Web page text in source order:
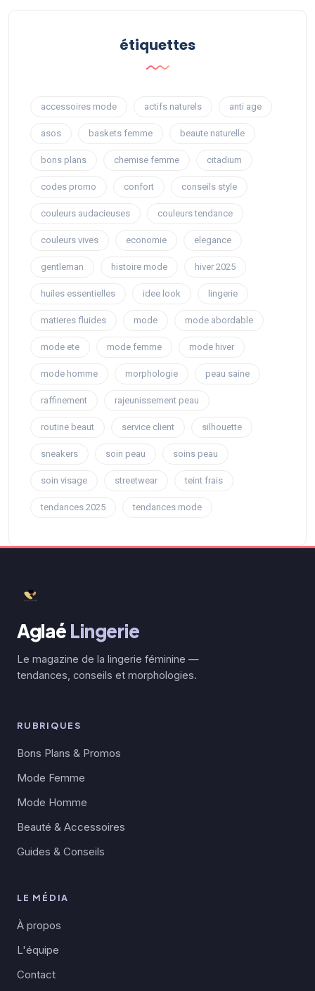
étiquettes
accessoires mode actifs naturels anti age
asos baskets femme beaute naturelle
bons plans chemise femme citadium
codes promo confort conseils style
couleurs audacieuses couleurs tendance
couleurs vives economie elegance
gentleman histoire mode hiver 2025
huiles essentielles idee look lingerie
matieres fluides mode mode abordable
mode ete mode femme mode hiver
mode homme morphologie peau saine
raffinement rajeunissement peau
routine beaut service client silhouette
sneakers soin peau soins peau
soin visage streetwear teint frais
tendances 2025 tendances mode
Aglaé Lingerie
Le magazine de la lingerie féminine —
tendances, conseils et morphologies.
RUBRIQUES
Bons Plans & Promos
Mode Femme
Mode Homme
Beauté & Accessoires
Guides & Conseils
LE MÉDIA
À propos
L'équipe
Contact